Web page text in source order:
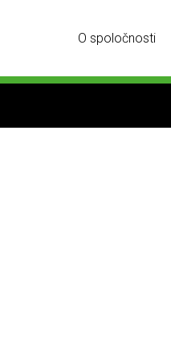
O spoločnosti